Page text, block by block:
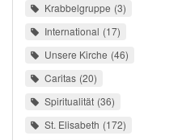
Krabbelgruppe 3
International 17
Unsere Kirche 46
Caritas 20
Spiritualität 36
St. Elisabeth 172